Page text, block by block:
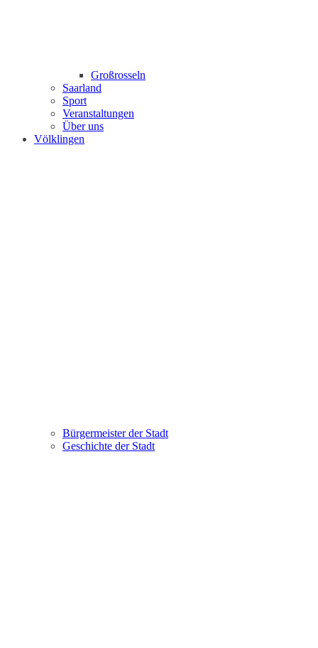
Großrosseln
Saarland
Sport
Veranstaltungen
Über uns
Völklingen
Bürgermeister der Stadt
Geschichte der Stadt